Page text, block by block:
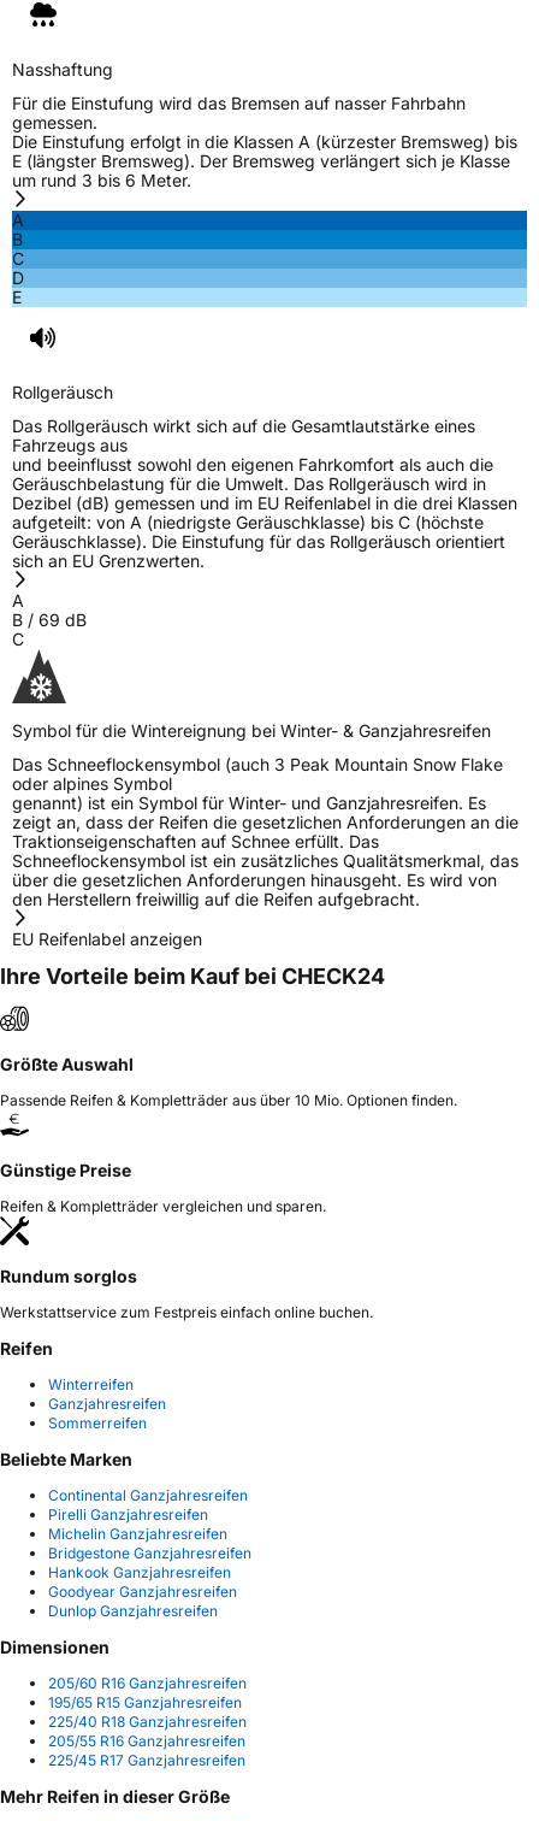
M+S
EU Label
EffizienzD
Nasshaftung C
Fahrzeugklasse
3PMSF / Schneeflockensymbol / Alpine-Symbol
EPREL ID 1007057
Allgemeine Produktsicherheit (GPSR)
HerstellerkontaktMANUFACTURE FRANCAISE DES
PNEUMATIQUES MICHELIN, place des
Nasshaftung
Für die Einstufung wird das Bremsen auf nasser Fahrbahn
gemessen.
Die Einstufung erfolgt in die Klassen A (kürzester Bremsweg) bis
E (längster Bremsweg). Der Bremsweg verlängert sich je Klasse
um rund 3 bis 6 Meter.
A
B
C
D
E
Rollgeräusch
Das Rollgeräusch wirkt sich auf die Gesamtlautstärke eines
Fahrzeugs aus
und beeinflusst sowohl den eigenen Fahrkomfort als auch die
Geräuschbelastung für die Umwelt. Das Rollgeräusch wird in
Dezibel (dB) gemessen und im EU Reifenlabel in die drei Klassen
aufgeteilt: von A (niedrigste Geräuschklasse) bis C (höchste
Geräuschklasse). Die Einstufung für das Rollgeräusch orientiert
sich an EU Grenzwerten.
A
B / 69 dB
C
Symbol für die Wintereignung bei Winter- & Ganzjahresreifen
Das Schneeflockensymbol (auch 3 Peak Mountain Snow Flake
oder alpines Symbol
genannt) ist ein Symbol für Winter- und Ganzjahresreifen. Es
zeigt an, dass der Reifen die gesetzlichen Anforderungen an die
Traktionseigenschaften auf Schnee erfüllt. Das
Schneeflockensymbol ist ein zusätzliches Qualitätsmerkmal, das
über die gesetzlichen Anforderungen hinausgeht. Es wird von
den Herstellern freiwillig auf die Reifen aufgebracht.
EU Reifenlabel anzeigen
Ihre Vorteile beim Kauf bei CHECK24
Größte Auswahl
Passende Reifen & Kompletträder aus über 10 Mio. Optionen finden.
Günstige Preise
Reifen & Kompletträder vergleichen und sparen.
Rundum sorglos
Werkstattservice zum Festpreis einfach online buchen.
Reifen
Winterreifen
Ganzjahresreifen
Sommerreifen
Beliebte Marken
Continental Ganzjahresreifen
Pirelli Ganzjahresreifen
Michelin Ganzjahresreifen
Bridgestone Ganzjahresreifen
Hankook Ganzjahresreifen
Goodyear Ganzjahresreifen
Dunlop Ganzjahresreifen
Dimensionen
205/60 R16 Ganzjahresreifen
195/65 R15 Ganzjahresreifen
225/40 R18 Ganzjahresreifen
205/55 R16 Ganzjahresreifen
225/45 R17 Ganzjahresreifen
Mehr Reifen in dieser Größe